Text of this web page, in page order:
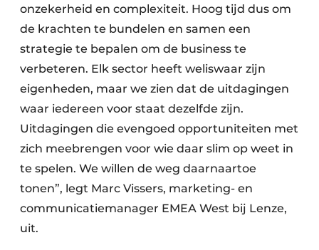
onzekerheid en complexiteit. Hoog tijd dus om
de krachten te bundelen en samen een
strategie te bepalen om de business te
verbeteren. Elk sector heeft weliswaar zijn
eigenheden, maar we zien dat de uitdagingen
waar iedereen voor staat dezelfde zijn.
Uitdagingen die evengoed opportuniteiten met
zich meebrengen voor wie daar slim op weet in
te spelen. We willen de weg daarnaartoe
tonen”, legt Marc Vissers, marketing- en
communicatiemanager EMEA West bij Lenze,
uit.